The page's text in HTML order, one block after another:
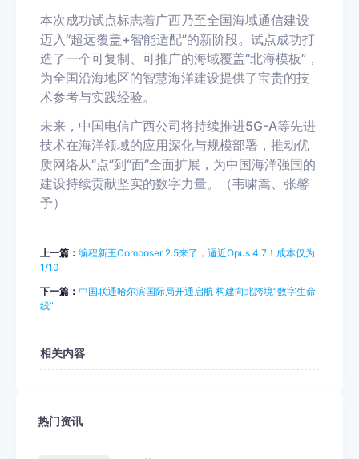
本次成功试点标志着广西乃至全国海域通信建设
迈入“超远覆盖+智能适配”的新阶段。试点成功打
造了一个可复制、可推广的海域覆盖“北海模板”，
为全国沿海地区的智慧海洋建设提供了宝贵的技
术参考与实践经验。
未来，中国电信广西公司将持续推进5G-A等先进
技术在海洋领域的应用深化与规模部署，推动优
质网络从“点”到“面”全面扩展，为中国海洋强国的
建设持续贡献坚实的数字力量。（韦啸嵩、张馨
予）
上一篇： 编程新王Composer 2.5来了，逼近Opus 4.7！成本仅为
1/10
下一篇： 中国联通哈尔滨国际局开通启航 构建向北跨境“数字生命
线”
相关内容
热门资讯